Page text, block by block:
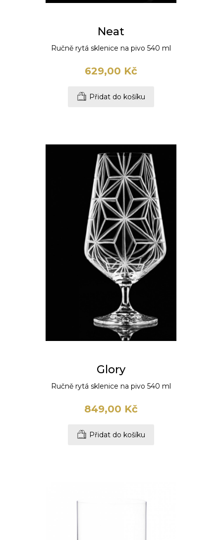
Neat
Ručně rytá sklenice na pivo 540 ml
629,00 Kč
Přidat do košíku
Glory
Ručně rytá sklenice na pivo 540 ml
849,00 Kč
Přidat do košíku